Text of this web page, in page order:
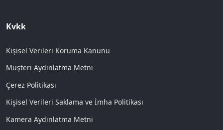
Kvkk
Kişisel Verileri Koruma Kanunu
Müşteri Aydınlatma Metni
Çerez Politikası
Kişisel Verileri Saklama ve İmha Politikası
Kamera Aydınlatma Metni